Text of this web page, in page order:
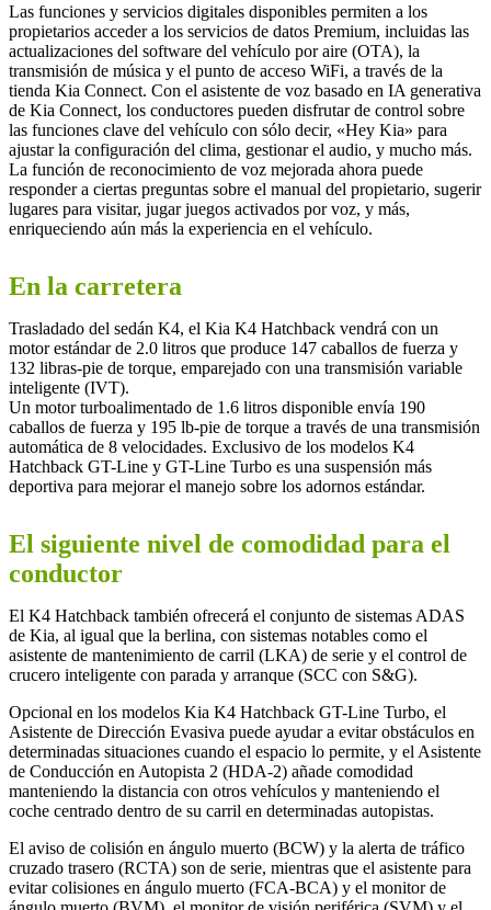
Las funciones y servicios digitales disponibles permiten a los
propietarios acceder a los servicios de datos Premium, incluidas las
actualizaciones del software del vehículo por aire (OTA), la
transmisión de música y el punto de acceso WiFi, a través de la
tienda Kia Connect. Con el asistente de voz basado en IA generativa
de Kia Connect, los conductores pueden disfrutar de control sobre
las funciones clave del vehículo con sólo decir, «Hey Kia» para
ajustar la configuración del clima, gestionar el audio, y mucho más.
La función de reconocimiento de voz mejorada ahora puede
responder a ciertas preguntas sobre el manual del propietario, sugerir
lugares para visitar, jugar juegos activados por voz, y más,
enriqueciendo aún más la experiencia en el vehículo.
En la carretera
Trasladado del sedán K4, el Kia K4 Hatchback vendrá con un
motor estándar de 2.0 litros que produce 147 caballos de fuerza y
132 libras-pie de torque, emparejado con una transmisión variable
inteligente (IVT).
Un motor turboalimentado de 1.6 litros disponible envía 190
caballos de fuerza y 195 lb-pie de torque a través de una transmisión
automática de 8 velocidades. Exclusivo de los modelos K4
Hatchback GT-Line y GT-Line Turbo es una suspensión más
deportiva para mejorar el manejo sobre los adornos estándar.
El siguiente nivel de comodidad para el
conductor
El K4 Hatchback también ofrecerá el conjunto de sistemas ADAS
de Kia, al igual que la berlina, con sistemas notables como el
asistente de mantenimiento de carril (LKA) de serie y el control de
crucero inteligente con parada y arranque (SCC con S&G).
Opcional en los modelos Kia K4 Hatchback GT-Line Turbo, el
Asistente de Dirección Evasiva puede ayudar a evitar obstáculos en
determinadas situaciones cuando el espacio lo permite, y el Asistente
de Conducción en Autopista 2 (HDA-2) añade comodidad
manteniendo la distancia con otros vehículos y manteniendo el
coche centrado dentro de su carril en determinadas autopistas.
El aviso de colisión en ángulo muerto (BCW) y la alerta de tráfico
cruzado trasero (RCTA) son de serie, mientras que el asistente para
evitar colisiones en ángulo muerto (FCA-BCA) y el monitor de